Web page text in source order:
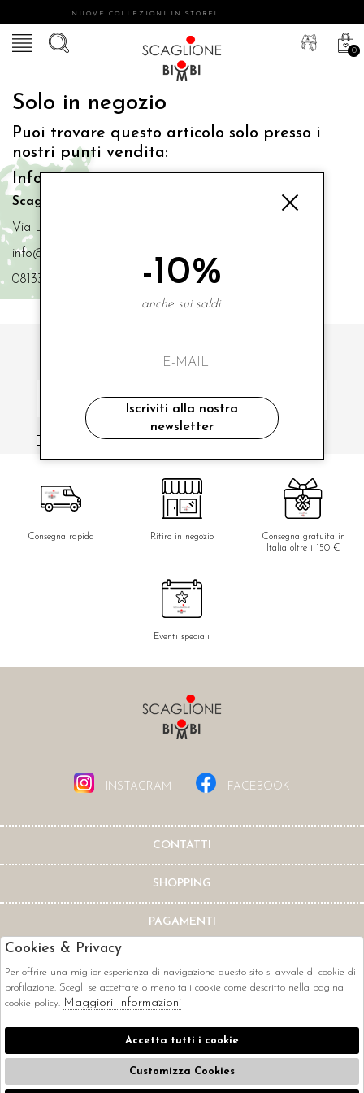
NUOVE COLLEZIONI IN STORE!
0
Solo in negozio
Puoi trovare questo articolo solo presso i
nostri punti vendita:
Info contatti
Scaglione Bimbi di Iacono Maria Angela
Via Luigi Mazzella,73 80077 Ischia
info@scaglionebimbi.com
0813331162
ISCRIVITI ALLA NOSTRA NEWSLETTER
ho letto ed accettato le condizioni sulla privacy.
Consegna rapida Ritiro in negozio
Consegna gratuita in
Italia oltre i 150 €
Eventi speciali
INSTAGRAM FACEBOOK
CONTATTI
SHOPPING
PAGAMENTI
CORRIERI
-10%
anche sui saldi.
Iscriviti alla nostra
newsletter
Cookies & Privacy
Per offrire una miglior esperienza di navigazione questo sito si avvale di cookie di
profilazione. Scegli se accettare o meno tali cookie come descritto nella pagina
cookie policy. Maggiori Informazioni
Accetta tutti i cookie
Customizza Cookies